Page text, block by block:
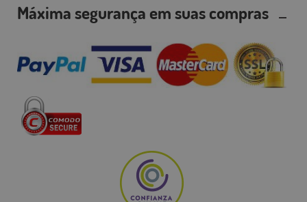
Máxima segurança em suas compras